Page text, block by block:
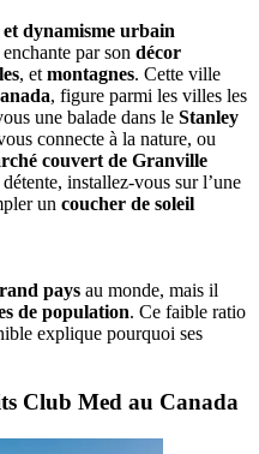
dynamisme urbain
enchante par son décor
, et montagnes. Cette ville
, figure parmi les villes les
une balade dans le Stanley
connecte à la nature, ou
couvert de Granville
installez-vous sur l’une
un coucher de soleil
pays au monde, mais il
de population. Ce faible ratio
explique pourquoi ses
Club Med au Canada